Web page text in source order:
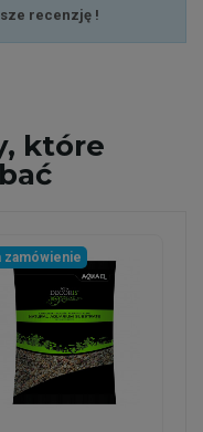
recenzję !
które
zamówienie